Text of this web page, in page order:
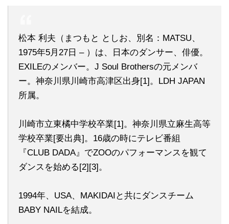
松本 利夫（まつもと としお、別名：MATSU、
1975年5月27日 – ）は、日本のダンサー、俳優。
EXILEのメンバー。J Soul Brothersの元メンバ
ー。神奈川県川崎市高津区出身[1]。LDH JAPAN
所属。
川崎市立東橘中学校卒業[1]。神奈川県立麻生高等
学校卒業[要出典]。16歳の時にテレビ番組
『CLUB DADA』でZOOのパフォーマンスを観て
ダンスを始める[2][3]。
1994年、USA、MAKIDAIと共にダンスチーム
BABY NAILを結成。